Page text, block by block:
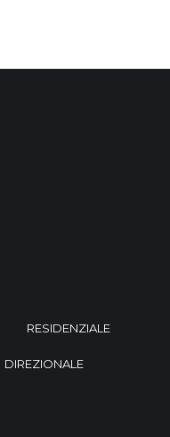
RESIDENZIALE
DIREZIONALE